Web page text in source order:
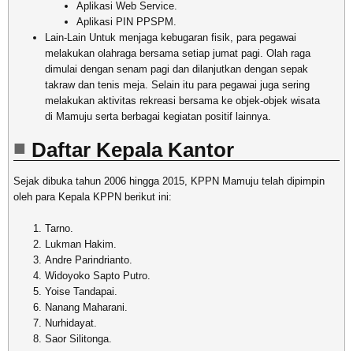
Aplikasi Web Service.
Aplikasi PIN PPSPM.
Lain-Lain Untuk menjaga kebugaran fisik, para pegawai
melakukan olahraga bersama setiap jumat pagi. Olah raga
dimulai dengan senam pagi dan dilanjutkan dengan sepak
takraw dan tenis meja. Selain itu para pegawai juga sering
melakukan aktivitas rekreasi bersama ke objek-objek wisata
di Mamuju serta berbagai kegiatan positif lainnya.
Daftar Kepala Kantor
Sejak dibuka tahun 2006 hingga 2015, KPPN Mamuju telah dipimpin
oleh para Kepala KPPN berikut ini:
Tarno.
Lukman Hakim.
Andre Parindrianto.
Widoyoko Sapto Putro.
Yoise Tandapai.
Nanang Maharani.
Nurhidayat.
Saor Silitonga.